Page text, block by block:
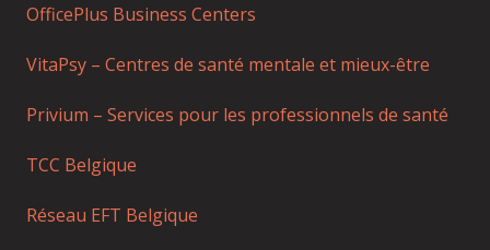
OfficePlus Business Centers
VitaPsy – Centres de santé mentale et mieux-être
Privium – Services pour les professionnels de santé
TCC Belgique
Réseau EFT Belgique